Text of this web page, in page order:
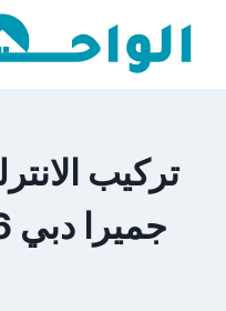
تركيب
جميرا دبي 0561986146